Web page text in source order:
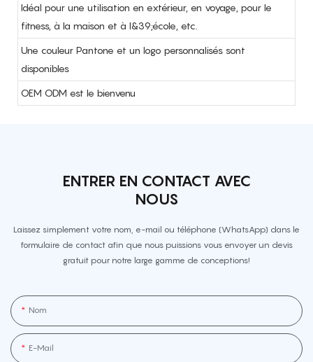
Idéal pour une utilisation en extérieur, en voyage, pour le
fitness, à la maison et à l&39;école, etc.
Une couleur Pantone et un logo personnalisés sont
disponibles
OEM ODM est le bienvenu
ENTRER EN CONTACT AVEC
NOUS
Laissez simplement votre nom, e-mail ou téléphone (WhatsApp) dans le
formulaire de contact afin que nous puissions vous envoyer un devis
gratuit pour notre large gamme de conceptions!
Nom
E-Mail